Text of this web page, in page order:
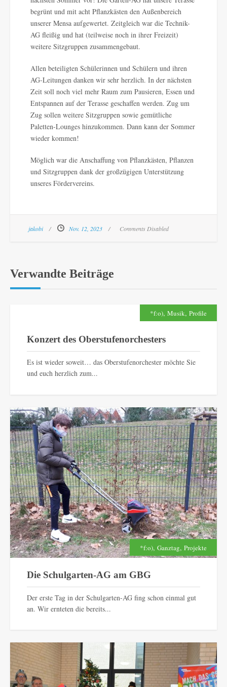
begrünt und mit acht Pflanzkästen den Außenbereich
unserer Mensa aufgewertet. Zeitgleich war die Technik-
AG fleißig und hat (teilweise noch in ihrer Freizeit)
weitere Sitzgruppen zusammengebaut.
Allen beteiligten Schülerinnen und Schülern und ihren
AG-Leitungen danken wir sehr herzlich. In der nächsten
Zeit soll noch viel mehr Raum zum Pausieren, Essen und
Entspannen auf der Terasse geschaffen werden. Zug um
Zug sollen weitere Sitzgruppen sowie gemütliche
Paletten-Lounges hinzukommen. Dann kann der Sommer
wieder kommen!
Möglich war die Anschaffung von Pflanzkästen, Pflanzen
und Sitzgruppen dank der großzügigen Unterstützung
unseres Fördervereins.
jakobi Nov. 12, 2023 Comments Disabled
Verwandte Beiträge
*f:o), Musik, Profile
Konzert des Oberstufenorchesters
Es ist wieder soweit… das Oberstufenorchester möchte Sie
und euch herzlich zum...
*f:o), Ganztag, Projekte
Die Schulgarten-AG am GBG
Der erste Tag in der Schulgarten-AG fing schon einmal gut
an. Wir ernteten die bereits...